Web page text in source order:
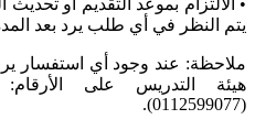
يتم النظر في أي طلب يرد بعد
ملاحظة: عند وجود أي استفسار
(0112599077).